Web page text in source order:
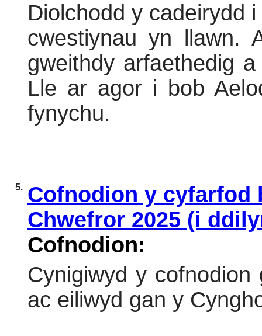
Diolchodd y cadeirydd
cwestiynau yn llawn.
gweithdy arfaethedig
Lle ar agor i bob
fynychu.
5. Cofnodion y cyfarfod
Chwefror 2025 (i
Cofnodion:
Cynigiwyd y
ac eiliwyd gan y